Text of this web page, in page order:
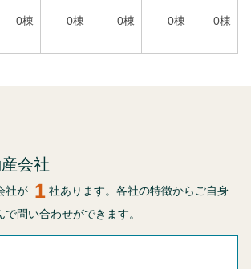
0棟 0棟 0棟 0棟 0棟
会社
社が 1 社あります。各社の特徴からご自身
問い合わせができます。